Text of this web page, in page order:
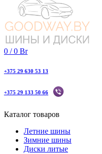
0 / 0 Br
+375 29 630 53 13
+375 29 133 50 66
Каталог товаров
Летние шины
Зимние шины
Диски литые